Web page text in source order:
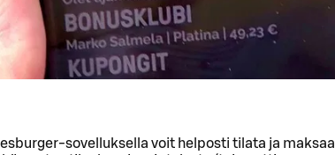
sovelluksella voit helposti tilata ja maksaa